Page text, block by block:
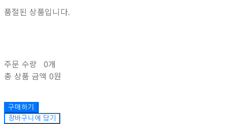
품절된 상품입니다.
주문 수량
0개
총 상품 금액 0원
구매하기
장바구니에 담기